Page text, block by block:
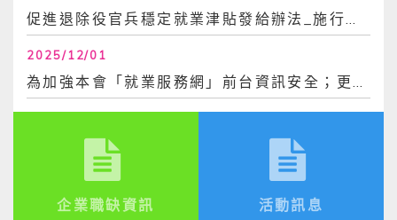
2025/12/01
企業職缺資訊 活動訊息